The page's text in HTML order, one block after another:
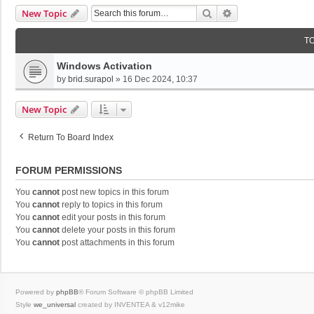
New Topic Search
Windows Activation
by brid.surapol » 16 Dec 2024, 10:37
New Topic
Return To Board Index
FORUM PERMISSIONS
You cannot post new topics in this forum
You cannot reply to topics in this forum
You cannot edit your posts in this forum
You cannot delete your posts in this forum
You cannot post attachments in this forum
Powered by phpBB® Forum Software © phpBB Limited
Style we_universal created by INVENTEA & v12mike